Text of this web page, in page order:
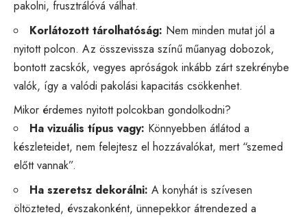
pakolni, frusztrálóvá válhat.
Korlátozott tárolhatóság: Nem minden mutat jól a
nyitott polcon. Az összevissza színű műanyag dobozok,
bontott zacskók, vegyes apróságok inkább zárt szekrénybe
valók, így a valódi pakolási kapacitás csökkenhet.
Mikor érdemes nyitott polcokban gondolkodni?
Ha vizuális típus vagy: Könnyebben átlátod a
készleteidet, nem felejtesz el hozzávalókat, mert “szemed
előtt vannak”.
Ha szeretsz dekorálni: A konyhát is szívesen
öltözteted, évszakonként, ünnepekkor átrendezed a